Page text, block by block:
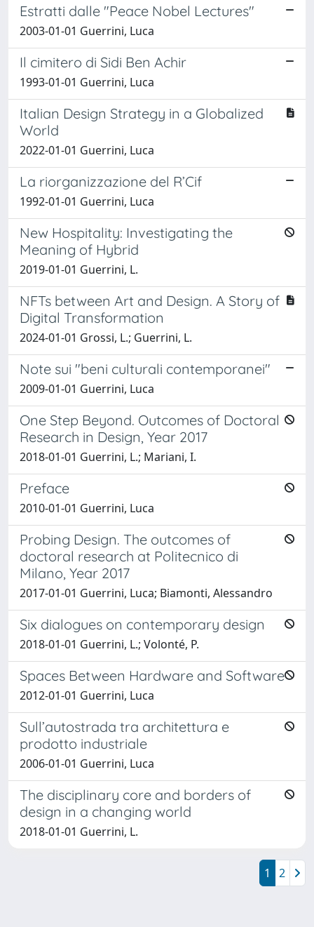
Estratti dalle "Peace Nobel Lectures"
2003-01-01 Guerrini, Luca
Il cimitero di Sidi Ben Achir
1993-01-01 Guerrini, Luca
Italian Design Strategy in a Globalized
World
2022-01-01 Guerrini, Luca
La riorganizzazione del R’Cif
1992-01-01 Guerrini, Luca
New Hospitality: Investigating the
Meaning of Hybrid
2019-01-01 Guerrini, L.
NFTs between Art and Design. A Story of
Digital Transformation
2024-01-01 Grossi, L.; Guerrini, L.
Note sui "beni culturali contemporanei"
2009-01-01 Guerrini, Luca
One Step Beyond. Outcomes of Doctoral
Research in Design, Year 2017
2018-01-01 Guerrini, L.; Mariani, I.
Preface
2010-01-01 Guerrini, Luca
Probing Design. The outcomes of
doctoral research at Politecnico di
Milano, Year 2017
2017-01-01 Guerrini, Luca; Biamonti, Alessandro
Six dialogues on contemporary design
2018-01-01 Guerrini, L.; Volonté, P.
Spaces Between Hardware and Software
2012-01-01 Guerrini, Luca
Sull’autostrada tra architettura e
prodotto industriale
2006-01-01 Guerrini, Luca
The disciplinary core and borders of
design in a changing world
2018-01-01 Guerrini, L.
1 2